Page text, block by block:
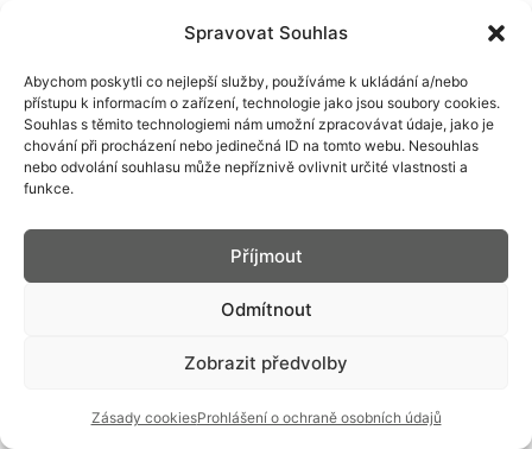
Spravovat Souhlas
Abychom poskytli co nejlepší služby, používáme k ukládání a/nebo
přístupu k informacím o zařízení, technologie jako jsou soubory cookies.
Souhlas s těmito technologiemi nám umožní zpracovávat údaje, jako je
chování při procházení nebo jedinečná ID na tomto webu. Nesouhlas
nebo odvolání souhlasu může nepříznivě ovlivnit určité vlastnosti a
funkce.
Příjmout
Odmítnout
Zobrazit předvolby
Zásady cookiesProhlášení o ochraně osobních údajů
Každoročně představujeme speciální modely a ani
tento rok nebude výjimkou. Připravili jsme pro
Hodinky inspirované legendárním modelem PRIM Sport
vyrobeným v roce 1968.
Sportovní pánské hodinky s číselníkem, který je
vyrobenými ve Švýcarsku, jež jsou upevněny v
hodinových indexech a ručičkách. V případě PRIM
na pozici 12 a zelené na ostatních indexech. Sportovní